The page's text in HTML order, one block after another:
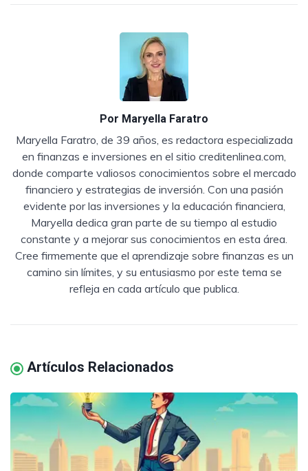
Por Maryella Faratro
Maryella Faratro, de 39 años, es redactora especializada
en finanzas e inversiones en el sitio creditenlinea.com,
donde comparte valiosos conocimientos sobre el mercado
financiero y estrategias de inversión. Con una pasión
evidente por las inversiones y la educación financiera,
Maryella dedica gran parte de su tiempo al estudio
constante y a mejorar sus conocimientos en esta área.
Cree firmemente que el aprendizaje sobre finanzas es un
camino sin límites, y su entusiasmo por este tema se
refleja en cada artículo que publica.
Artículos Relacionados